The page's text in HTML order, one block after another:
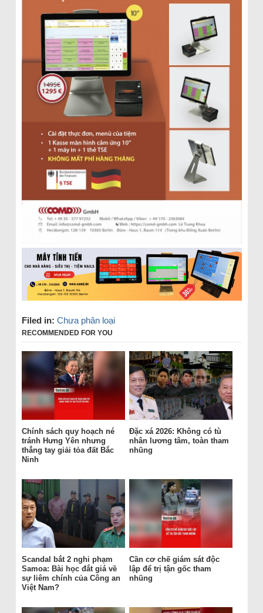
Filed in: Chưa phân loại
RECOMMENDED FOR YOU
Chính sách quy hoạch né
tránh Hưng Yên nhưng
thẳng tay giải tỏa đất Bắc
Ninh
Đặc xá 2026: Không có tù
nhân lương tâm, toàn tham
nhũng
Scandal bắt 2 nghi phạm
Samoa: Bài học đắt giá về
sự liêm chính của Công an
Việt Nam?
Cần cơ chế giám sát độc
lập để trị tận gốc tham
nhũng